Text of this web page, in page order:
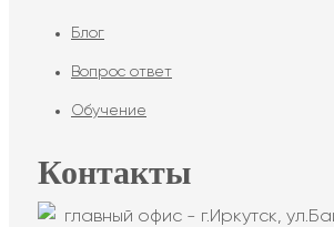
Блог
Вопрос ответ
Обучение
Контакты
главный офис - г.Иркутск,